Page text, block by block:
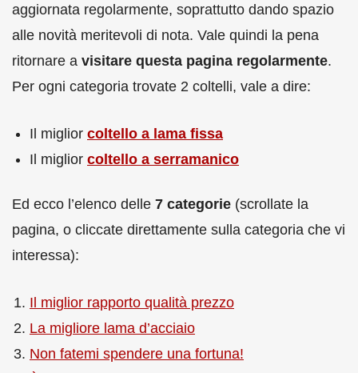
aggiornata regolarmente, soprattutto dando spazio
alle novità meritevoli di nota. Vale quindi la pena
ritornare a visitare questa pagina regolarmente.
Per ogni categoria trovate 2 coltelli, vale a dire:
Il miglior coltello a lama fissa
Il miglior coltello a serramanico
Ed ecco l’elenco delle 7 categorie (scrollate la
pagina, o cliccate direttamente sulla categoria che vi
interessa):
Il miglior rapporto qualità prezzo
La migliore lama d’acciaio
Non fatemi spendere una fortuna!